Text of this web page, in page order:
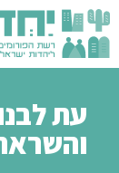
עת